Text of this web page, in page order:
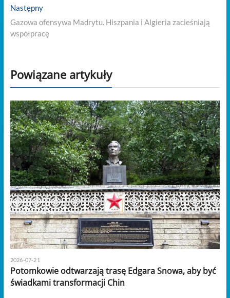
NastępnyNext
post:
Gazowa ofensywa Madrytu. Hiszpania i Algieria zacieśniają
współpracę
Powiązane artykuły
2026-07-21
Potomkowie odtwarzają trasę Edgara Snowa, aby być
świadkami transformacji Chin